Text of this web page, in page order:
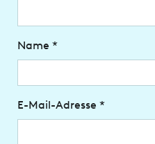
Name *
E-Mail-Adresse *